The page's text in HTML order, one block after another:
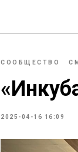
СООБЩЕСТВО
2025-04-16 16:09